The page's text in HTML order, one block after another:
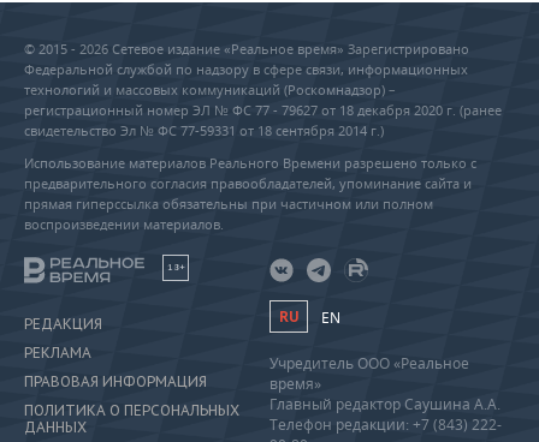
© 2015 - 2026 Сетевое издание «Реальное время» Зарегистрировано
Федеральной службой по надзору в сфере связи, информационных
технологий и массовых коммуникаций (Роскомнадзор) –
регистрационный номер ЭЛ № ФС 77 - 79627 от 18 декабря 2020 г. (ранее
свидетельство Эл № ФС 77-59331 от 18 сентября 2014 г.)
Использование материалов Реального Времени разрешено только с
предварительного согласия правообладателей, упоминание сайта и
прямая гиперссылка обязательны при частичном или полном
воспроизведении материалов.
18+
РЕДАКЦИЯ
РЕКЛАМА
ПРАВОВАЯ ИНФОРМАЦИЯ
ПОЛИТИКА О ПЕРСОНАЛЬНЫХ
ДАННЫХ
RU EN
Учредитель ООО «Реальное
время»
Главный редактор Саушина А.А.
Телефон редакции: +7 (843) 222-